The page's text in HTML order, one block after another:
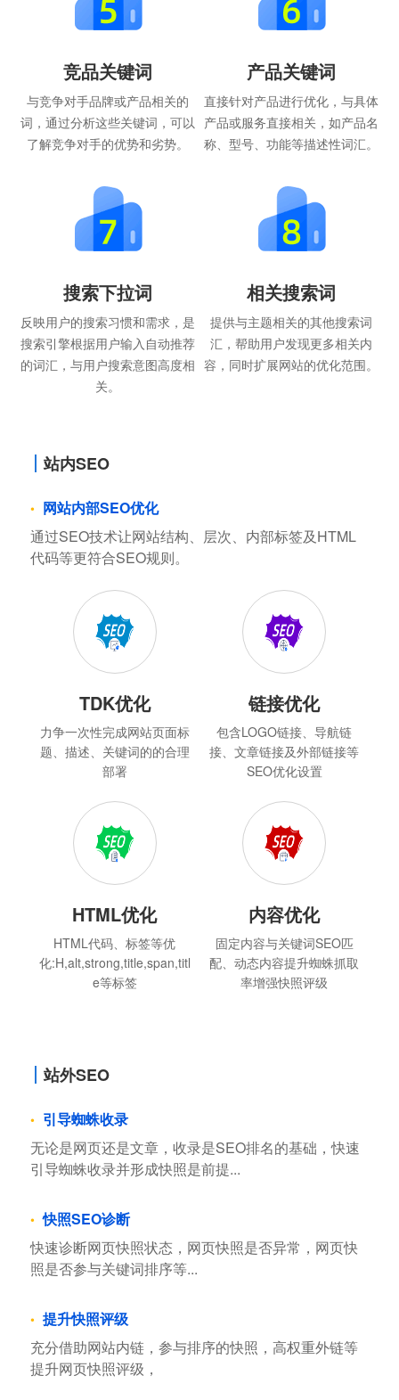
竞品关键词
与竞争对手品牌或产品相关的
词，通过分析这些关键词，可以
了解竞争对手的优势和劣势。
产品关键词
直接针对产品进行优化，与具体
产品或服务直接相关，如产品名
称、型号、功能等描述性词汇。
搜索下拉词
反映用户的搜索习惯和需求，是
搜索引擎根据用户输入自动推荐
的词汇，与用户搜索意图高度相
关。
相关搜索词
提供与主题相关的其他搜索词
汇，帮助用户发现更多相关内
容，同时扩展网站的优化范围。
站内SEO
网站内部SEO优化
通过SEO技术让网站结构、层次、内部标签及HTML
代码等更符合SEO规则。
TDK优化
力争一次性完成网站页面标
题、描述、关键词的的合理
部署
链接优化
包含LOGO链接、导航链
接、文章链接及外部链接等
SEO优化设置
HTML优化
HTML代码、标签等优
化:H,alt,strong,title,span,titl
e等标签
内容优化
固定内容与关键词SEO匹
配、动态内容提升蜘蛛抓取
率增强快照评级
站外SEO
引导蜘蛛收录
无论是网页还是文章，收录是SEO排名的基础，快速
引导蜘蛛收录并形成快照是前提...
快照SEO诊断
快速诊断网页快照状态，网页快照是否异常，网页快
照是否参与关键词排序等...
提升快照评级
充分借助网站内链，参与排序的快照，高权重外链等
提升网页快照评级，